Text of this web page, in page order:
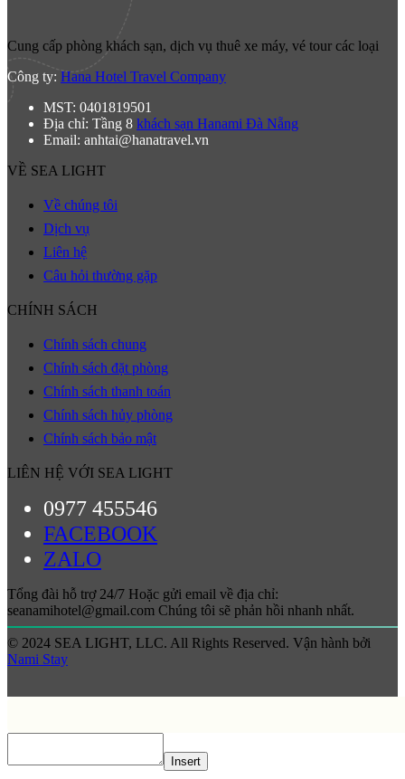
Cung cấp phòng khách sạn, dịch vụ thuê xe máy, vé tour các loại
Công ty: Hana Hotel Travel Company
MST: 0401819501
Địa chỉ: Tầng 8 khách sạn Hanami Đà Nẵng
Email: anhtai@hanatravel.vn
VỀ SEA LIGHT
Về chúng tôi
Dịch vụ
Liên hệ
Câu hỏi thường gặp
CHÍNH SÁCH
Chính sách chung
Chính sách đặt phòng
Chính sách thanh toán
Chính sách hủy phòng
Chính sách bảo mật
LIÊN HỆ VỚI SEA LIGHT
0977 455546
FACEBOOK
ZALO
Tổng đài hỗ trợ 24/7 Hoặc gửi email về địa chỉ:
seanamihotel@gmail.com Chúng tôi sẽ phản hồi nhanh nhất.
© 2024 SEA LIGHT, LLC. All Rights Reserved. Vận hành bởi
Nami Stay
Insert